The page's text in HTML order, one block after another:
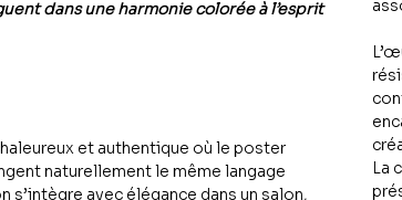
dans une harmonie colorée à l’esprit
et authentique où le poster
naturellement le même langage
avec élégance dans un salon,
La